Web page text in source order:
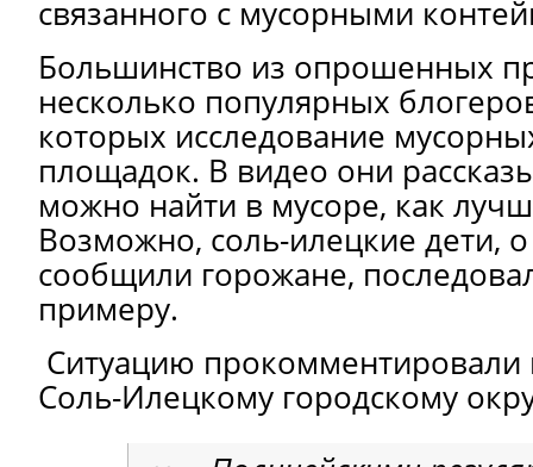
связанного с мусорными
Большинство из опрошенных
несколько популярных
которых исследование
площадок. В видео они
можно найти в мусоре, как
Возможно, соль-илецкие дети,
сообщили горожане,
примеру.
Ситуацию
Соль-Илецкому городскому